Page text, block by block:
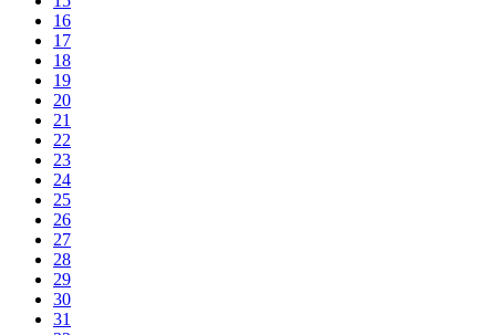
16
17
18
19
20
21
22
23
24
25
26
27
28
29
30
31